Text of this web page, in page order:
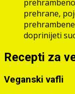
prehrane,
doprinijeti
Recepti za
Veganski vafli